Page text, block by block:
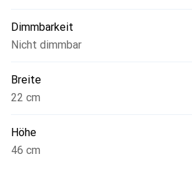
Dimmbarkeit
Nicht dimmbar
Breite
22 cm
Höhe
46 cm